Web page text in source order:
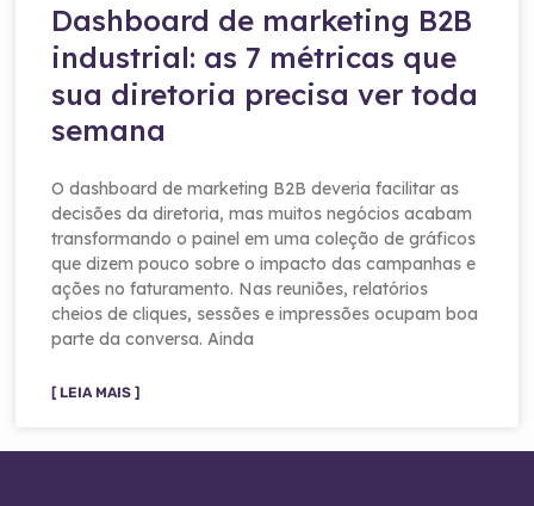
Dashboard de marketing B2B
industrial: as 7 métricas que
sua diretoria precisa ver toda
semana
O dashboard de marketing B2B deveria facilitar as
decisões da diretoria, mas muitos negócios acabam
transformando o painel em uma coleção de gráficos
que dizem pouco sobre o impacto das campanhas e
ações no faturamento. Nas reuniões, relatórios
cheios de cliques, sessões e impressões ocupam boa
parte da conversa. Ainda
[ LEIA MAIS ]